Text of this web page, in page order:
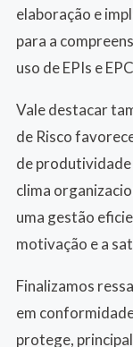
elaboração e
para a
uso de EPIs e
Vale destacar
de Risco
de produtividade
clima
uma gestão
motivação e a
Finalizamos
em
protege,